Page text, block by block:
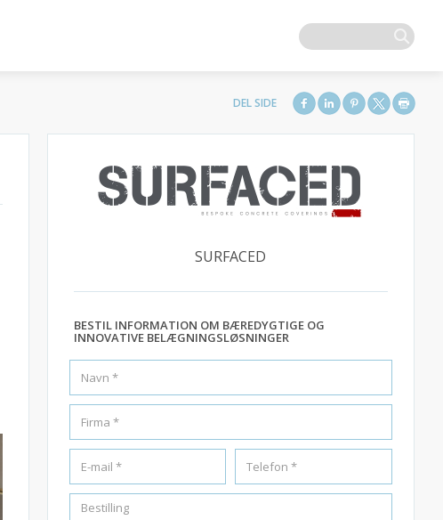
SURFACED
BESTIL INFORMATION OM BÆREDYGTIGE OG
INNOVATIVE BELÆGNINGSLØSNINGER